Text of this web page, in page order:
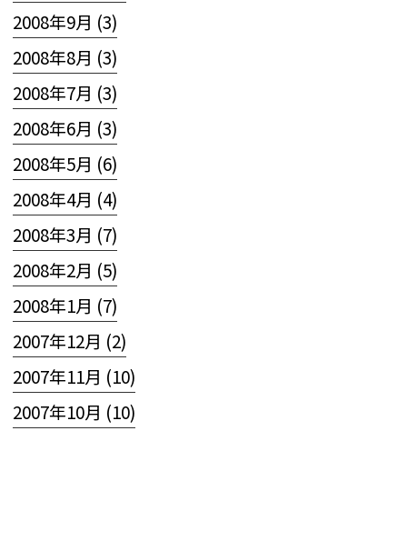
2008年9月 (3)
2008年8月 (3)
2008年7月 (3)
2008年6月 (3)
2008年5月 (6)
2008年4月 (4)
2008年3月 (7)
2008年2月 (5)
2008年1月 (7)
2007年12月 (2)
2007年11月 (10)
2007年10月 (10)